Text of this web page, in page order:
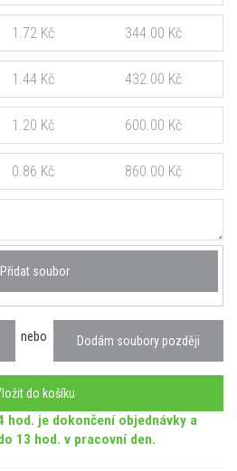
Přidat soubor
nebo Dodám soubory později
1.72 Kč 344.00 Kč
1.44 Kč 432.00 Kč
1.20 Kč 600.00 Kč
0.86 Kč 860.00 Kč
do košíku
hod. je dokončení objednávky a
13 hod. v pracovní den.